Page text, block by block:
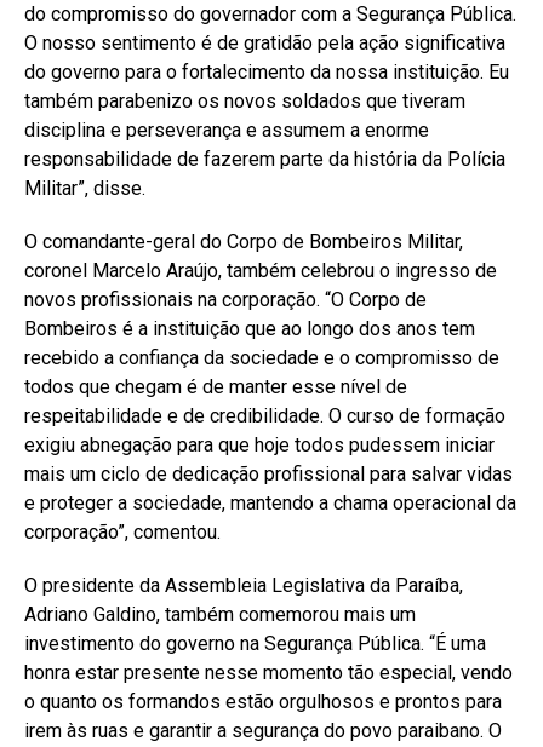
do compromisso do governador com a Segurança Pública.
O nosso sentimento é de gratidão pela ação significativa
do governo para o fortalecimento da nossa instituição. Eu
também parabenizo os novos soldados que tiveram
disciplina e perseverança e assumem a enorme
responsabilidade de fazerem parte da história da Polícia
Militar”, disse.
O comandante-geral do Corpo de Bombeiros Militar,
coronel Marcelo Araújo, também celebrou o ingresso de
novos profissionais na corporação. “O Corpo de
Bombeiros é a instituição que ao longo dos anos tem
recebido a confiança da sociedade e o compromisso de
todos que chegam é de manter esse nível de
respeitabilidade e de credibilidade. O curso de formação
exigiu abnegação para que hoje todos pudessem iniciar
mais um ciclo de dedicação profissional para salvar vidas
e proteger a sociedade, mantendo a chama operacional da
corporação”, comentou.
O presidente da Assembleia Legislativa da Paraíba,
Adriano Galdino, também comemorou mais um
investimento do governo na Segurança Pública. “É uma
honra estar presente nesse momento tão especial, vendo
o quanto os formandos estão orgulhosos e prontos para
irem às ruas e garantir a segurança do povo paraibano. O